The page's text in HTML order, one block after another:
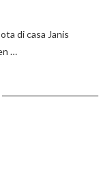
di casa Janis
…